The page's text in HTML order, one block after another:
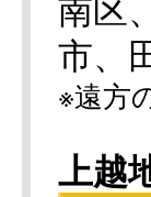
市、
※遠方
上越